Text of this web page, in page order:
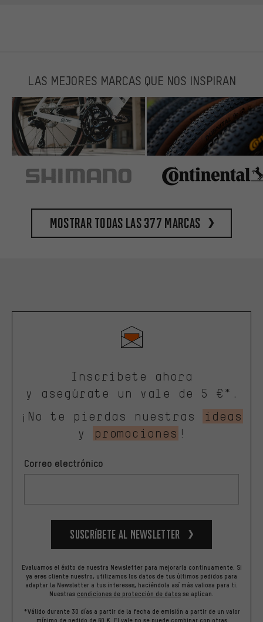
LAS MEJORES MARCAS QUE NOS INSPIRAN
Mostrar todas las 377 marcas
Inscríbete ahora
y asegúrate un vale de 5 €*.
¡No te pierdas nuestras
ideas
y
promociones !
Correo electrónico
Suscríbete al newsletter
Evaluamos el éxito de nuestra Newsletter para mejorarla continuamente. Si
ya eres cliente nuestro, utilizamos los datos de tus últimos pedidos para
adaptar la Newsletter a tus intereses, haciéndola así más valiosa para ti.
Nuestras condiciones de protección de datos se aplican.
*Válido durante 30 días a partir de la fecha de emisión a partir de un valor